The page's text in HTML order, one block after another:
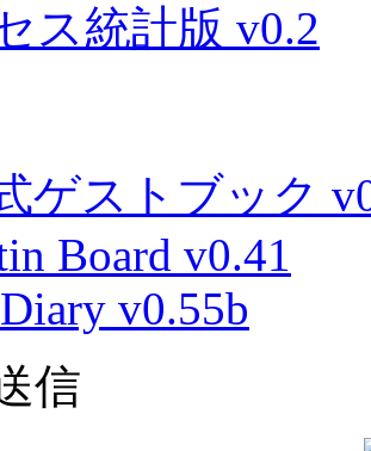
ス統計版 v0.2
ゲストブック
Board v0.41
v0.55b
信